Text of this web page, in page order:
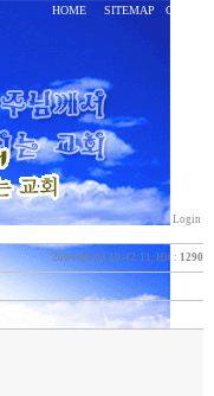
HOME SITEMAP CONTACT
Login
2004-09-03 10:42:11, Hit : 1290